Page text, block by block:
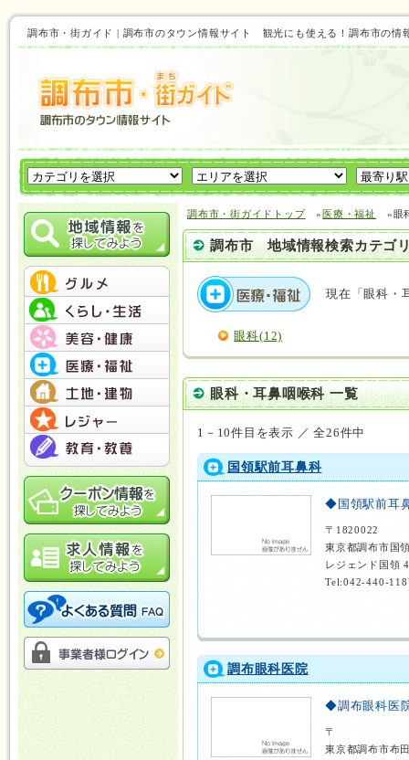
調布市・街ガイド | 調布市のタウン情報サイト 観光にも使える！調布市の
調布市・街ガイドトップ »医療・福祉 »眼
調布市 地域情報検索カテゴ
現在「眼科・
眼科(12)
眼科・耳鼻咽喉科 一覧
1－10件目を表示 ／ 全26件中
国領駅前耳鼻科
◆国領駅前耳
〒1820022
東京都調布市国
レジェンド国領
Tel:042-440-
調布眼科医院
◆調布眼科医
〒
東京都調布市布